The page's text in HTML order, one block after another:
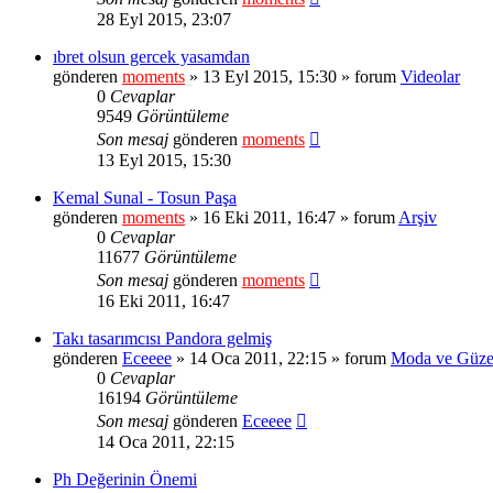
28 Eyl 2015, 23:07
ıbret olsun gercek yasamdan
gönderen moments » 13 Eyl 2015, 15:30 » forum Videolar
0 Cevaplar
9549 Görüntüleme
Son mesaj gönderen moments
13 Eyl 2015, 15:30
Kemal Sunal - Tosun Paşa
gönderen moments » 16 Eki 2011, 16:47 » forum Arşiv
0 Cevaplar
11677 Görüntüleme
Son mesaj gönderen moments
16 Eki 2011, 16:47
Takı tasarımcısı Pandora gelmiş
gönderen Eceeee » 14 Oca 2011, 22:15 » forum Moda ve
0 Cevaplar
16194 Görüntüleme
Son mesaj gönderen Eceeee
14 Oca 2011, 22:15
Ph Değerinin Önemi